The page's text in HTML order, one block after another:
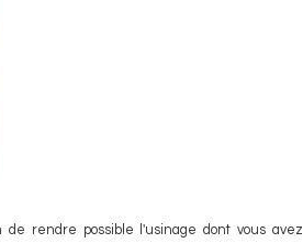
de rendre possible l'usinage dont vous avez